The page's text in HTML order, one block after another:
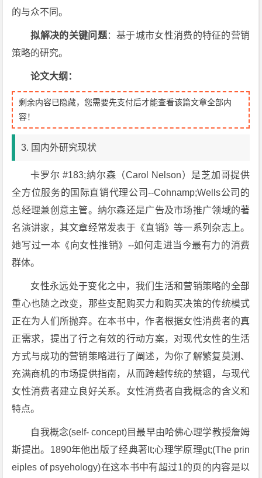
的与众不同。
拟解决的关键问题：基于城市女性消费的特征的营销
策略的研究。
论文大纲：
剩余内容已隐藏，您需要先支付后才能查看该篇文章全部内
容！
3. 国内外研究现状
卡罗尔 #183;纳尔森（Carol Nelson）是芝加哥提供
全方位服务的国际直销代理公司--Cohnamp;Wells公司的
总经理兼创意主管。纳尔森还是广告及市场推广领域的著
名演讲家，其文章经常发表于《直销》等一系列杂志上。
她写过一本《向女性推销》--如何走进当今最有力的消费
群体。
女性永远处于变化之中，我们生活和营销策略的全部
重心也随之改变，那些支配购买力和购买决策的传统模式
正在为人们所抛弃。在本书中，作者根据女性消费者的真
正需求，提出了行之有效的行动方案，对现代女性的生活
方式与成功的营销策略进行了阐述，为你了解繁复莫测、
充满商机的市场提供指南，从而跨越传统的禁锢，与现代
女性消费者建立良好关系。女性消费者自我概念的含义和
特点。
自我概念(self- concept)目最早由哈佛心理学教授詹姆
斯提出。1890年他出版了经典著lt;心理学原理gt;(The prin
eiples of psyehology)在这本书中有超过1的页的内容是以